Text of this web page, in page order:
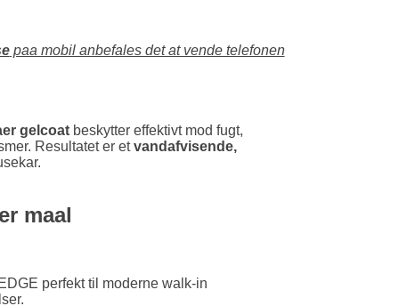
paa mobil anbefales det at vende telefonen
gelcoatbeskytter effektivt mod fugt,
Resultatet er etvandafvisende,
maal
perfekt til moderne walk-in